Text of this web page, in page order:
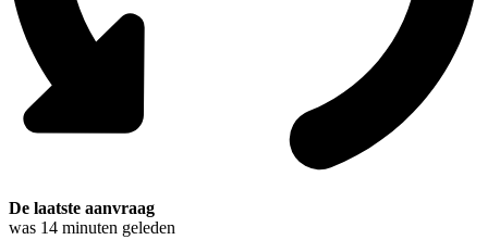
De laatste aanvraag
was 14 minuten geleden